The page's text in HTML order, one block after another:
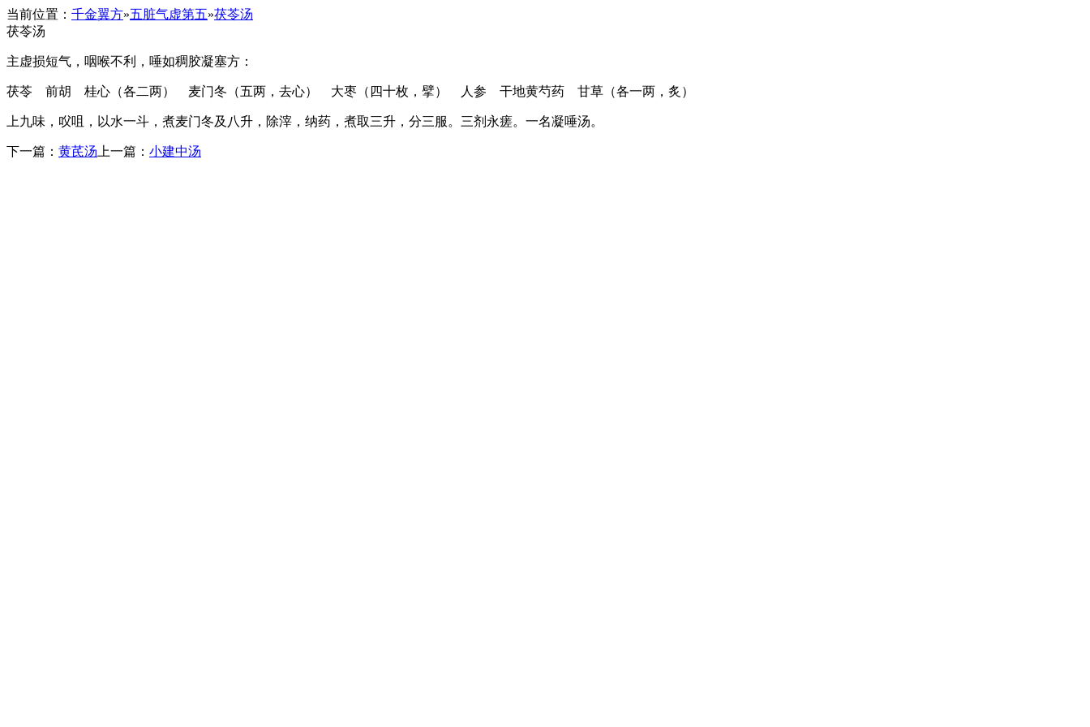
当前位置： 千金翼方»五脏气虚第五»茯苓汤
茯苓汤
主虚损短气，咽喉不利，唾如稠胶凝塞方：
茯苓 前胡 桂心（各二两） 麦门冬（五两，去心） 大枣（四十枚，擘） 人参 干地黄芍药 甘草（各一两，炙）
上九味，㕮咀，以水一斗，煮麦门冬及八升，除滓，纳药，煮取三升，分三服。三剂永瘥。一名凝唾汤。
下一篇： 黄芪汤 上一篇： 小建中汤